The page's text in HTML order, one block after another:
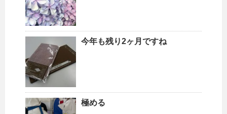
今年も残り2ヶ月ですね
極める